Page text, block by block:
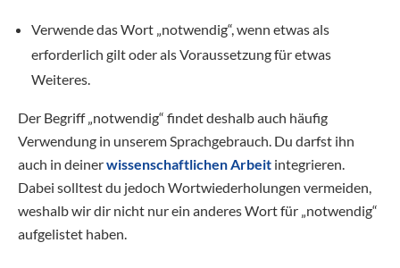
Verwende das Wort „notwendig“, wenn etwas als
erforderlich gilt oder als Voraussetzung für etwas
Weiteres.
Der Begriff „notwendig“ findet deshalb auch häufig
Verwendung in unserem Sprachgebrauch. Du darfst ihn
auch in deinerwissenschaftlichen Arbeit integrieren.
Dabei solltest du jedoch Wortwiederholungen vermeiden,
weshalb wir dir nicht nur ein anderes Wort für „notwendig“
aufgelistet haben.